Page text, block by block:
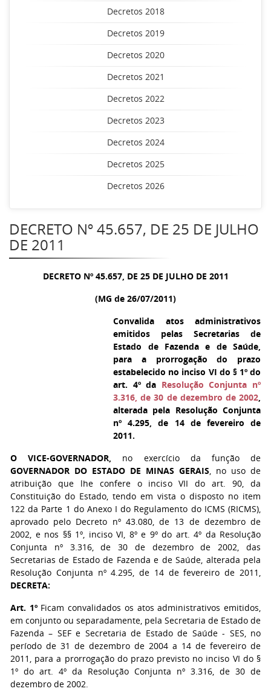
Decretos 2018
Decretos 2019
Decretos 2020
Decretos 2021
Decretos 2022
Decretos 2023
Decretos 2024
Decretos 2025
Decretos 2026
DECRETO Nº 45.657, DE 25 DE JULHO
DE 2011
DECRETO Nº 45.657, DE 25 DE JULHO DE 2011
(MG de 26/07/2011)
Convalida atos administrativos
emitidos pelas Secretarias de
Estado de Fazenda e de Saúde,
para a prorrogação do prazo
estabelecido no inciso VI do § 1º do
art. 4º da Resolução Conjunta nº
3.316, de 30 de dezembro de 2002,
alterada pela Resolução Conjunta
nº 4.295, de 14 de fevereiro de
2011.
O VICE-GOVERNADOR, no exercício da função de
GOVERNADOR DO ESTADO DE MINAS GERAIS, no uso de
atribuição que lhe confere o inciso VII do art. 90, da
Constituição do Estado, tendo em vista o disposto no item
122 da Parte 1 do Anexo I do Regulamento do ICMS (RICMS),
aprovado pelo Decreto nº 43.080, de 13 de dezembro de
2002, e nos §§ 1º, inciso VI, 8º e 9º do art. 4º da Resolução
Conjunta nº 3.316, de 30 de dezembro de 2002, das
Secretarias de Estado de Fazenda e de Saúde, alterada pela
Resolução Conjunta nº 4.295, de 14 de fevereiro de 2011,
DECRETA:
Art. 1ºFicam convalidados os atos administrativos emitidos,
em conjunto ou separadamente, pela Secretaria de Estado de
Fazenda – SEF e Secretaria de Estado de Saúde - SES, no
período de 31 de dezembro de 2004 a 14 de fevereiro de
2011, para a prorrogação do prazo previsto no inciso VI do §
1º do art. 4º da Resolução Conjunta nº 3.316, de 30 de
dezembro de 2002.